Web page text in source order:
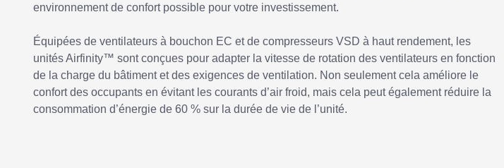
environnement de confort possible pour votre investissement.
Équipées de ventilateurs à bouchon EC et de compresseurs VSD à haut rendement, les
unités Airfinity™ sont conçues pour adapter la vitesse de rotation des ventilateurs en fonction
de la charge du bâtiment et des exigences de ventilation. Non seulement cela améliore le
confort des occupants en évitant les courants d’air froid, mais cela peut également réduire la
consommation d’énergie de 60 % sur la durée de vie de l’unité.